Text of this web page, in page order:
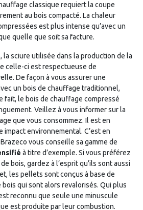
classique requiert la coupe
au bois compacté. La chaleur
est plus intense qu’avec un
quelle que soit sa facture.
la sciure utilisée dans la production de la
celle-ci est respectueuse de
De façon à vous assurer une
un bois de chauffage traditionnel,
fait, le bois de chauffage compressé
Veillez à vous informer sur la
que vous consommez. Il est en
impact environnemental. C’est en
vous conseille sa gamme de
à titre d’exemple. Si vous préférez
bois, gardez à l’esprit qu’ils sont aussi
les pellets sont conçus à base de
qui sont alors revalorisés. Qui plus
reconnu que seule une minuscule
est produite par leur combustion.